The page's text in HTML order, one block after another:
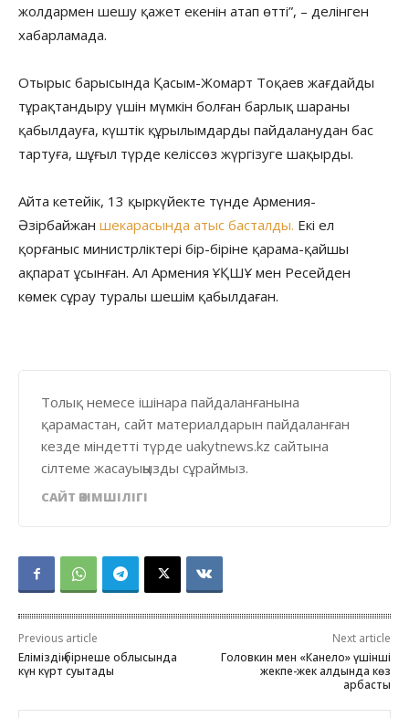
жолдармен шешу қажет екенін атап өтті”, – делінген
хабарламада.
Отырыс барысында Қасым-Жомарт Тоқаев жағдайды
тұрақтандыру үшін мүмкін болған барлық шараны
қабылдауға, күштік құрылымдарды пайдаланудан бас
тартуға, шұғыл түрде келіссөз жүргізуге шақырды.
Айта кетейік, 13 қыркүйекте түнде Армения-
Әзірбайжан шекарасында атыс басталды. Екі ел
қорғаныс министрліктері бір-біріне қарама-қайшы
ақпарат ұсынған. Ал Армения ҰҚШҰ мен Ресейден
көмек сұрау туралы шешім қабылдаған.
Толық немесе ішінара пайдаланғанына
қарамастан, сайт материалдарын пайдаланған
кезде міндетті түрде uakytnews.kz сайтына
сілтеме жасауыңызды сұраймыз.
САЙТ ӘКІМШІЛІГІ
Previous article
Еліміздің бірнеше облысында
күн күрт суытады
Next article
Головкин мен «Канело» үшінші
жекпе-жек алдында көз
арбасты